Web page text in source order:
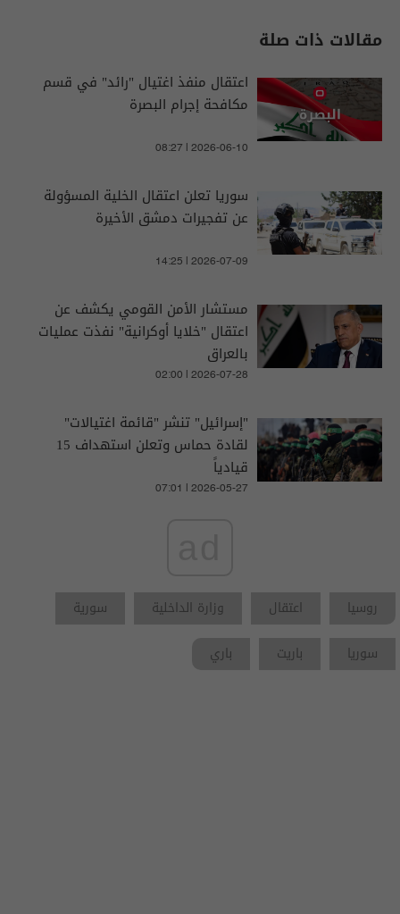
مقالات ذات صلة
اعتقال منفذ اغتيال "رائد" في قسم
مكافحة إجرام البصرة
08:27 | 2026-06-10
سوريا تعلن اعتقال الخلية المسؤولة
عن تفجيرات دمشق الأخيرة
14:25 | 2026-07-09
مستشار الأمن القومي يكشف عن
اعتقال "خلايا أوكرانية" نفذت عمليات
بالعراق
02:00 | 2026-07-28
"إسرائيل" تنشر "قائمة اغتيالات"
لقادة حماس وتعلن استهداف 15
قيادياً
07:01 | 2026-05-27
روسيا اعتقال وزارة الداخلية
سورية
سوريا
باريت باري